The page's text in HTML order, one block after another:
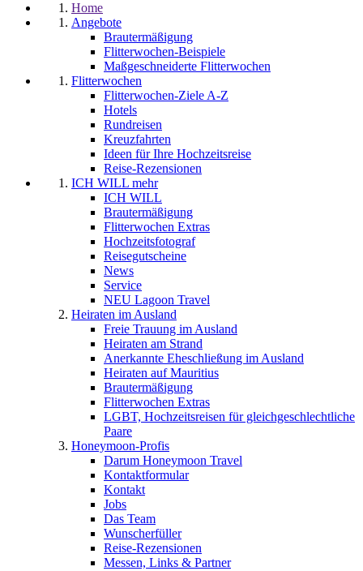
Home
Angebote
Brautermäßigung
Flitterwochen-Beispiele
Maßgeschneiderte Flitterwochen
Flitterwochen
Flitterwochen-Ziele A-Z
Hotels
Rundreisen
Kreuzfahrten
Ideen für Ihre Hochzeitsreise
Reise-Rezensionen
ICH WILL mehr
ICH WILL
Brautermäßigung
Flitterwochen Extras
Hochzeitsfotograf
Reisegutscheine
News
Service
NEU Lagoon Travel
Heiraten im Ausland
Freie Trauung im Ausland
Heiraten am Strand
Anerkannte Eheschließung im Ausland
Heiraten auf Mauritius
Brautermäßigung
Flitterwochen Extras
LGBT, Hochzeitsreisen für gleichgeschlechtliche
Paare
Honeymoon-Profis
Darum Honeymoon Travel
Kontaktformular
Kontakt
Jobs
Das Team
Wunscherfüller
Reise-Rezensionen
Messen, Links & Partner